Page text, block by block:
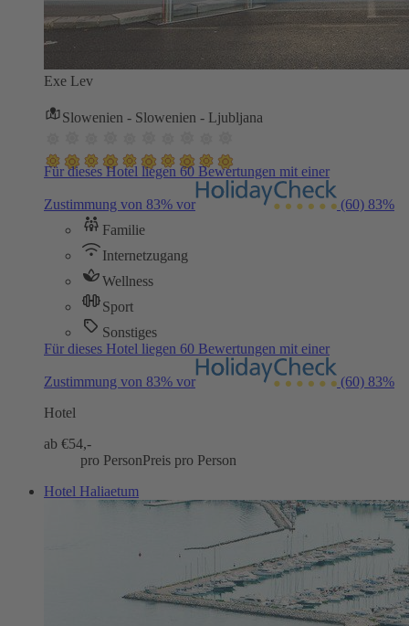
Exe Lev
Slowenien - Slowenien - Ljubljana
Für dieses Hotel liegen 60 Bewertungen mit einer
Zustimmung von 83% vor (60) 83%
Familie
Internetzugang
Wellness
Sport
Sonstiges
Für dieses Hotel liegen 60 Bewertungen mit einer
Zustimmung von 83% vor (60) 83%
Hotel
ab €54,-
pro PersonPreis pro Person
Hotel Haliaetum